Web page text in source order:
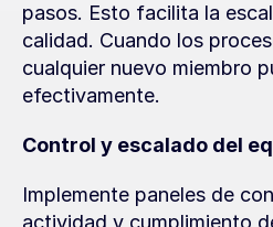
pasos. Esto facilita la
calidad. Cuando los
cualquier nuevo miembro
efectivamente.
Control y escalado del
Implemente paneles de
actividad y cumplimiento